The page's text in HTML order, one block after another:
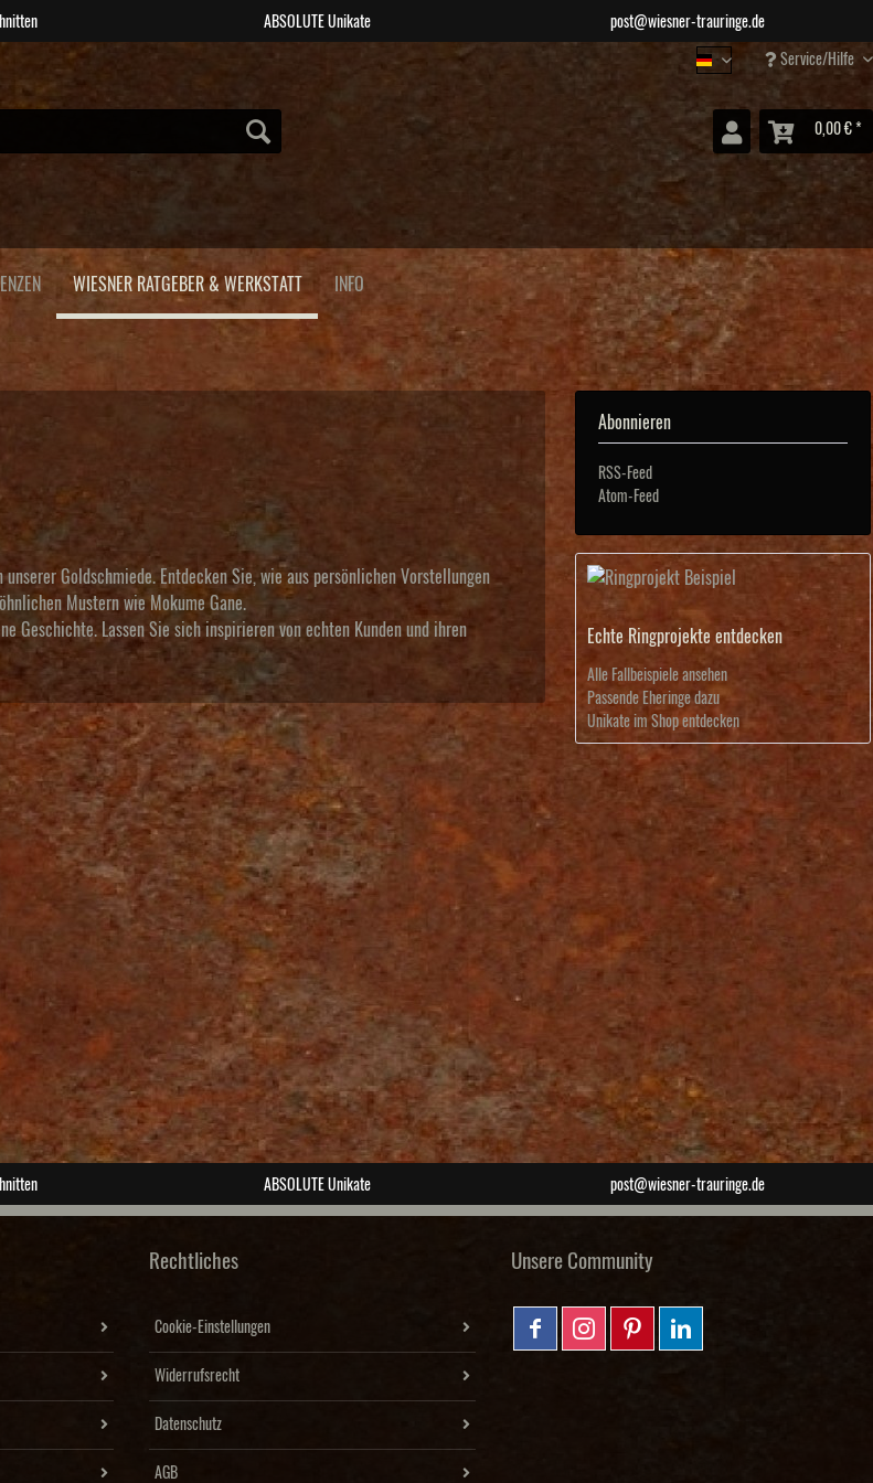
ABSOLUTE Unikate post@wiesner-trauringe.de
Wiesner SchmuckService/Hilfe
0,00 € *
WIESNER RATGEBER & WERKSTATT INFO
Abonnieren
RSS-Feed
Atom-Feed
Echte Ringprojekte entdecken
Alle Fallbeispiele ansehen
Passende Eheringe dazu
Unikate im Shop entdecken
Goldschmiede. Entdecken Sie, wie aus persönlichen Vorstellungen
Mustern wie Mokume Gane.
Geschichte. Lassen Sie sich inspirieren von echten Kunden und ihren
ABSOLUTE Unikate post@wiesner-trauringe.de
Rechtliches
Cookie-Einstellungen
Widerrufsrecht
Datenschutz
AGB
Unsere Community